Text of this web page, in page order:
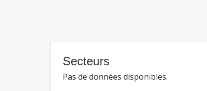
Secteurs
Pas de données disponibles.